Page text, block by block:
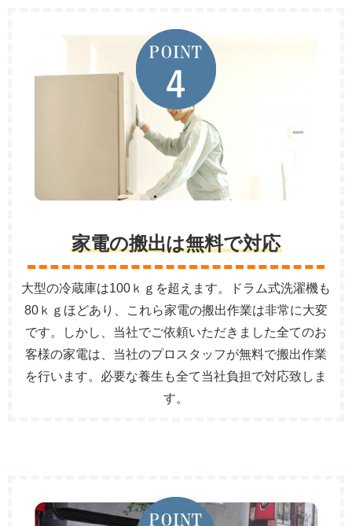
家電の搬出は無料で対応
大型の冷蔵庫は100ｋｇを超えます。ドラム式洗濯機も
80ｋｇほどあり、これら家電の搬出作業は非常に大変
です。しかし、当社でご依頼いただきました全てのお
客様の家電は、当社のプロスタッフが無料で搬出作業
を行います。必要な養生も全て当社負担で対応致しま
す。